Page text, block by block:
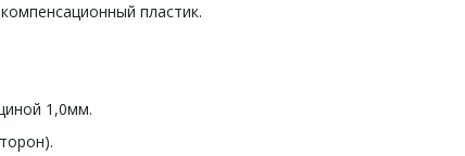
пластик.
1,0мм.